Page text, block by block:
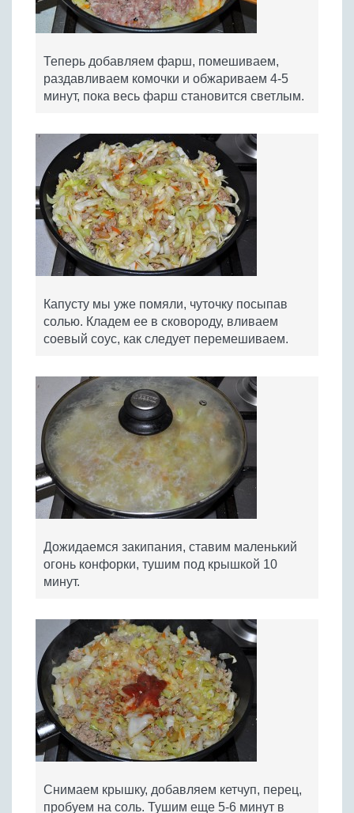
Теперь добавляем фарш, помешиваем,
раздавливаем комочки и обжариваем 4-5
минут, пока весь фарш становится светлым.
Капусту мы уже помяли, чуточку посыпав
солью. Кладем ее в сковороду, вливаем
соевый соус, как следует перемешиваем.
Дожидаемся закипания, ставим маленький
огонь конфорки, тушим под крышкой 10
минут.
Снимаем крышку, добавляем кетчуп, перец,
пробуем на соль. Тушим еще 5-6 минут в